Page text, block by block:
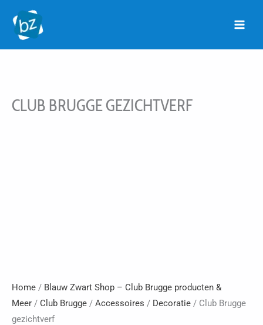
naar
CLUB BRUGGE GEZICHTVERF
Home / Blauw Zwart Shop – Club Brugge producten &
Meer / Club Brugge / Accessoires / Decoratie / Club Brugge
gezichtverf